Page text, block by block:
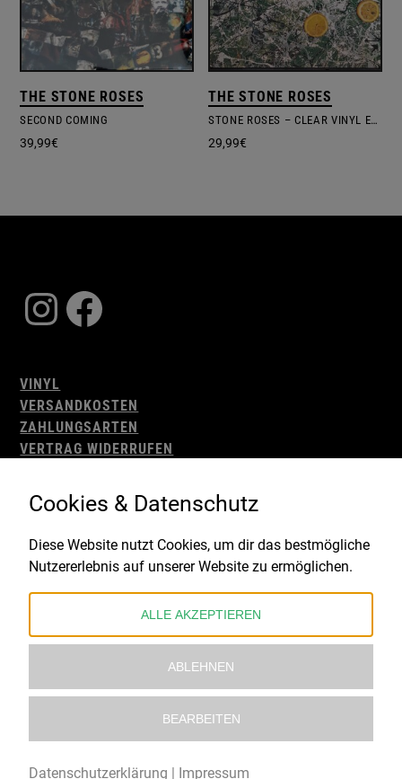
THE STONE ROSES
SECOND COMING
39,99€
THE STONE ROSES
STONE ROSES – CLEAR VINYL EDITION
29,99€
Instagram
Facebook
VINYL
VERSANDKOSTEN
ZAHLUNGSARTEN
VERTRAG WIDERRUFEN
WIDERRUFSBELEHRUNG
IMPRESSUM
Gefördert durch:
Cookies & Datenschutz
Diese Website nutzt Cookies, um dir das bestmögliche
Nutzererlebnis auf unserer Website zu ermöglichen.
ALLE AKZEPTIEREN
ABLEHNEN
BEARBEITEN
Datenschutzerklärung | Impressum